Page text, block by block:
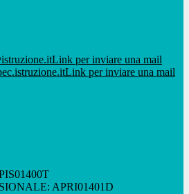
Link per inviare una mail
Link per inviare una mail
APRI01401D